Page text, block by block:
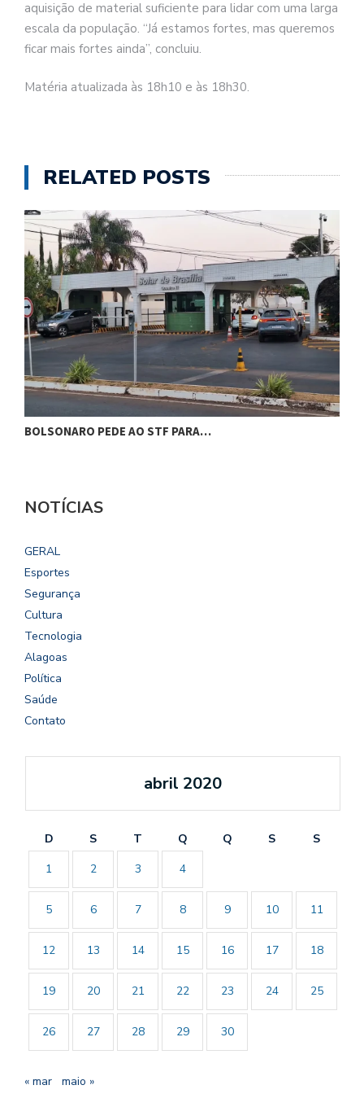
aquisição de material suficiente para lidar com uma larga
escala da população. “Já estamos fortes, mas queremos
ficar mais fortes ainda”, concluiu.
Matéria atualizada às 18h10 e às 18h30.
RELATED POSTS
CÂMARA DIALOGA COM UFAL E…
NOTÍCIAS
GERAL
Esportes
Segurança
Cultura
Tecnologia
Alagoas
Política
Saúde
Contato
abril 2020
D S T Q Q S
S
1
2 3 4
5 6 7 8 9 10 11
12 13 14 15 16 17 18
19 20 21 22 23 24 25
26 27 28 29 30
« mar maio »